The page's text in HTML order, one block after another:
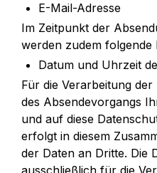
E-Mail-Adresse
Im Zeitpunkt der
werden zudem folgende
Datum und Uhrzeit
Für die Verarbeitung
des Absendevorgangs
und auf diese
erfolgt in diesem
der Daten an Dritte. Die
ausschließlich für die